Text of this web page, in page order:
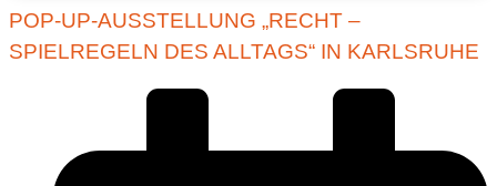
POP-UP-AUSSTELLUNG „RECHT –
SPIELREGELN DES ALLTAGS“ IN KARLSRUHE